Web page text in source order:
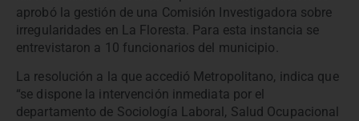
aprobó la gestión de una Comisión Investigadora sobre
irregularidades en La Floresta. Para esta instancia se
entrevistaron a 10 funcionarios del municipio.
La resolución a la que accedió Metropolitano, indica que
“se dispone la intervención inmediata por el
departamento de Sociología Laboral, Salud Ocupacional